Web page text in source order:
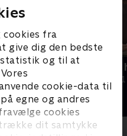
cookies fra
give dig den bedste
statistik og til at
cookie-data til
egne og andres
cookies
dit samtykke
Bispebjergs
Dokumentar •